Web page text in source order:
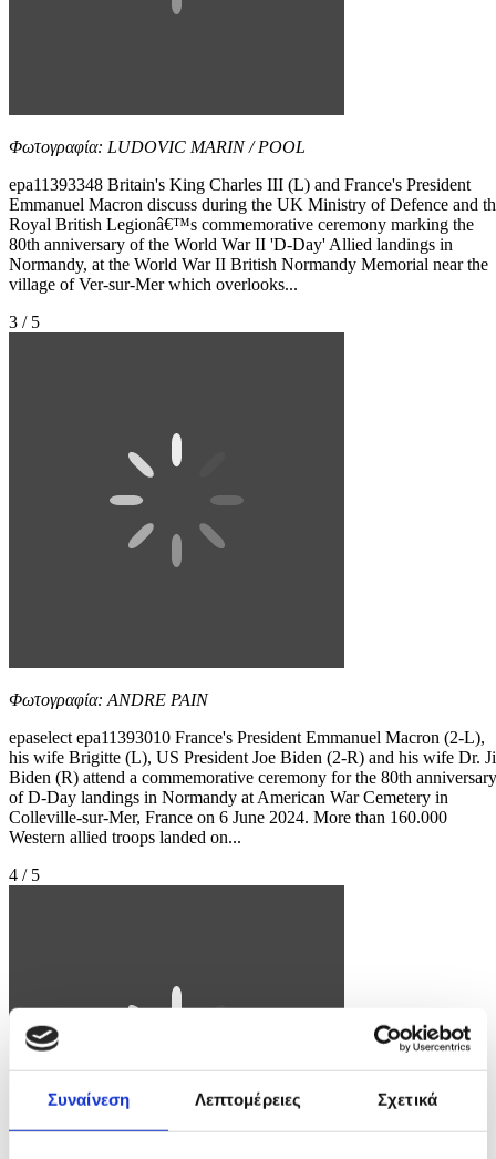
Συναίνεση Λεπτομέρειες Σχετικά
Φωτογραφία: LUDOVIC MARIN / POOL
epa11393348 Britain's King Charles III (L) and France's President
Emmanuel Macron discuss during the UK Ministry of Defence and
Royal British Legionâ€™s commemorative ceremony marking the
80th anniversary of the World War II 'D-Day' Allied landings in
Normandy, at the World War II British Normandy Memorial near the
village of Ver-sur-Mer which overlooks...
3 / 5
Φωτογραφία: ANDRE PAIN
epaselect epa11393010 France's President Emmanuel Macron (2-L),
his wife Brigitte (L), US President Joe Biden (2-R) and his wife Dr.
Biden (R) attend a commemorative ceremony for the 80th anniversary
of D-Day landings in Normandy at American War Cemetery in
Colleville-sur-Mer, France on 6 June 2024. More than 160.000
Western allied troops landed on...
4 / 5